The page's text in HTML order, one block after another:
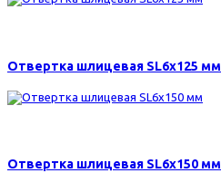
Отвертка шлицевая SL6х125 мм
Отвертка шлицевая SL6х150 мм